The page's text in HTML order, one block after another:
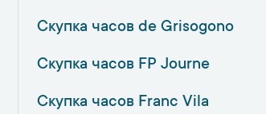
Скупка часов de Grisogono
Скупка часов FP Journe
Скупка часов Franc Vila